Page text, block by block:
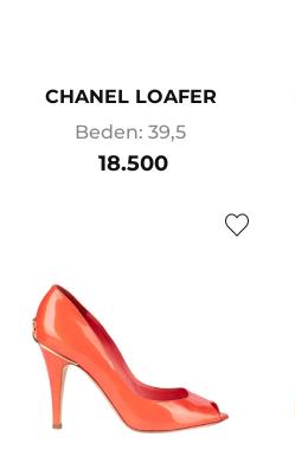
CHANEL LOAFER
Beden: 39,5
18.500